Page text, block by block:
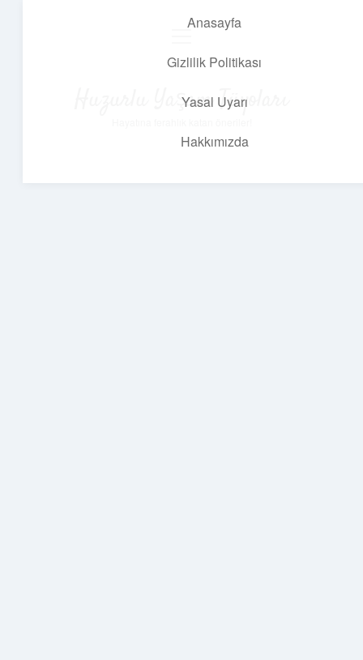
Anasayfa
Gizlilik Politikası
Yasal Uyarı
Hakkımızda
Huzurlu Yaşam Tüyoları